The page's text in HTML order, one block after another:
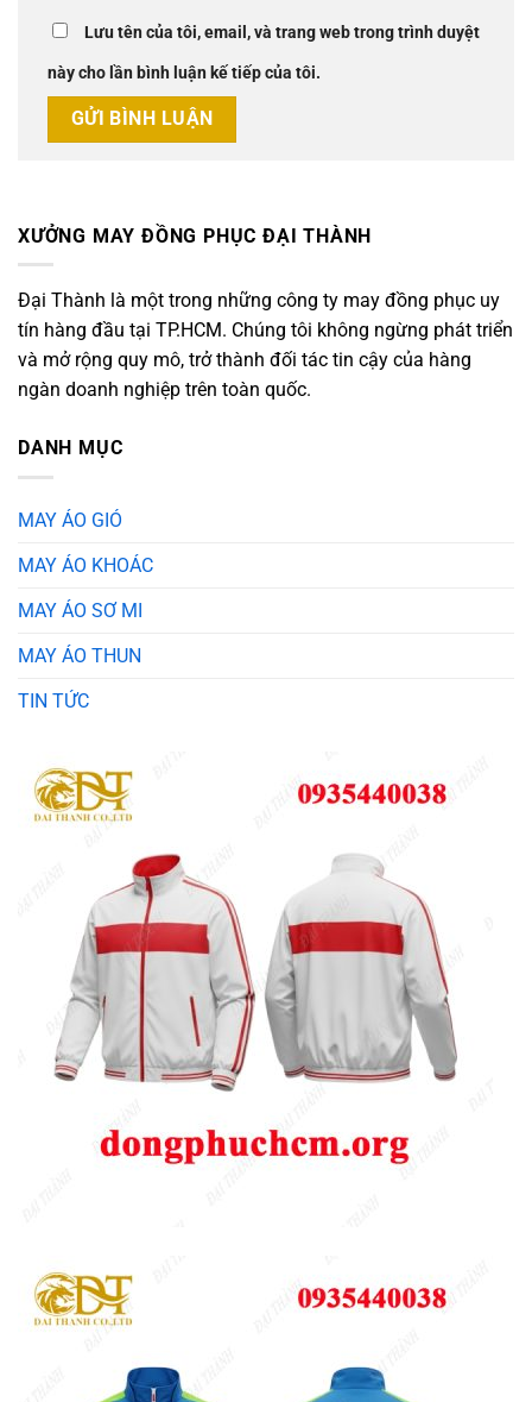
Lưu tên của tôi, email, và trang web trong trình duyệt
này cho lần bình luận kế tiếp của tôi.
XƯỞNG MAY ĐỒNG PHỤC ĐẠI THÀNH
Đại Thành là một trong những công ty may đồng phục uy
tín hàng đầu tại TP.HCM. Chúng tôi không ngừng phát triển
và mở rộng quy mô, trở thành đối tác tin cậy của hàng
ngàn doanh nghiệp trên toàn quốc.
DANH MỤC
MAY ÁO GIÓ
MAY ÁO KHOÁC
MAY ÁO SƠ MI
MAY ÁO THUN
TIN TỨC